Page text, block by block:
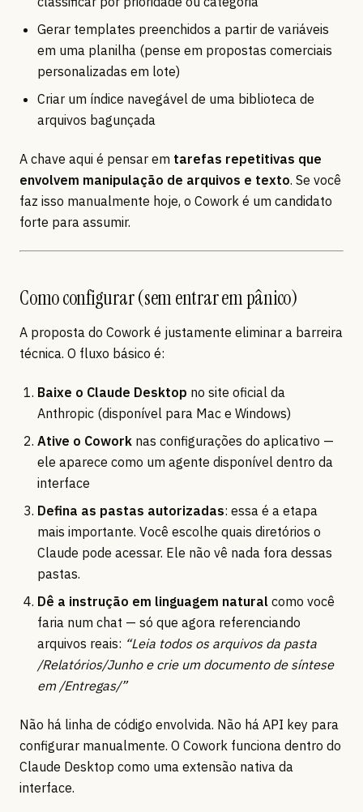
Gerar templates preenchidos a partir de variáveis
em uma planilha (pense em propostas comerciais
personalizadas em lote)
Criar um índice navegável de uma biblioteca de
arquivos bagunçada
A chave aqui é pensar em tarefas repetitivas que
envolvem manipulação de arquivos e texto. Se você
faz isso manualmente hoje, o Cowork é um candidato
forte para assumir.
Como configurar (sem entrar em pânico)
A proposta do Cowork é justamente eliminar a barreira
técnica. O fluxo básico é:
Baixe o Claude Desktop no site oficial da
Anthropic (disponível para Mac e Windows)
Ative o Cowork nas configurações do aplicativo —
ele aparece como um agente disponível dentro da
interface
Defina as pastas autorizadas: essa é a etapa
mais importante. Você escolhe quais diretórios o
Claude pode acessar. Ele não vê nada fora dessas
pastas.
Dê a instrução em linguagem natural como você
faria num chat — só que agora referenciando
arquivos reais: “Leia todos os arquivos da pasta
/Relatórios/Junho e crie um documento de síntese
em /Entregas/”
Não há linha de código envolvida. Não há API key para
configurar manualmente. O Cowork funciona dentro do
Claude Desktop como uma extensão nativa da
interface.